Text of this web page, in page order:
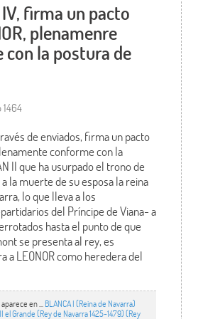
IV, firma un pacto
plenamenre
la postura de
1464
de enviados, firma un pacto
conforme con la
II que ha usurpado el trono de
a la muerte de su esposa la reina
lo que lleva a los
del Príncipe de Viana- a
hasta el punto de que
se presenta al rey, es
a LEONOR como heredera del
en ... BLANCA I (Reina de Navarra)
el Grande (Rey de Navarra 1425-1479) (Rey